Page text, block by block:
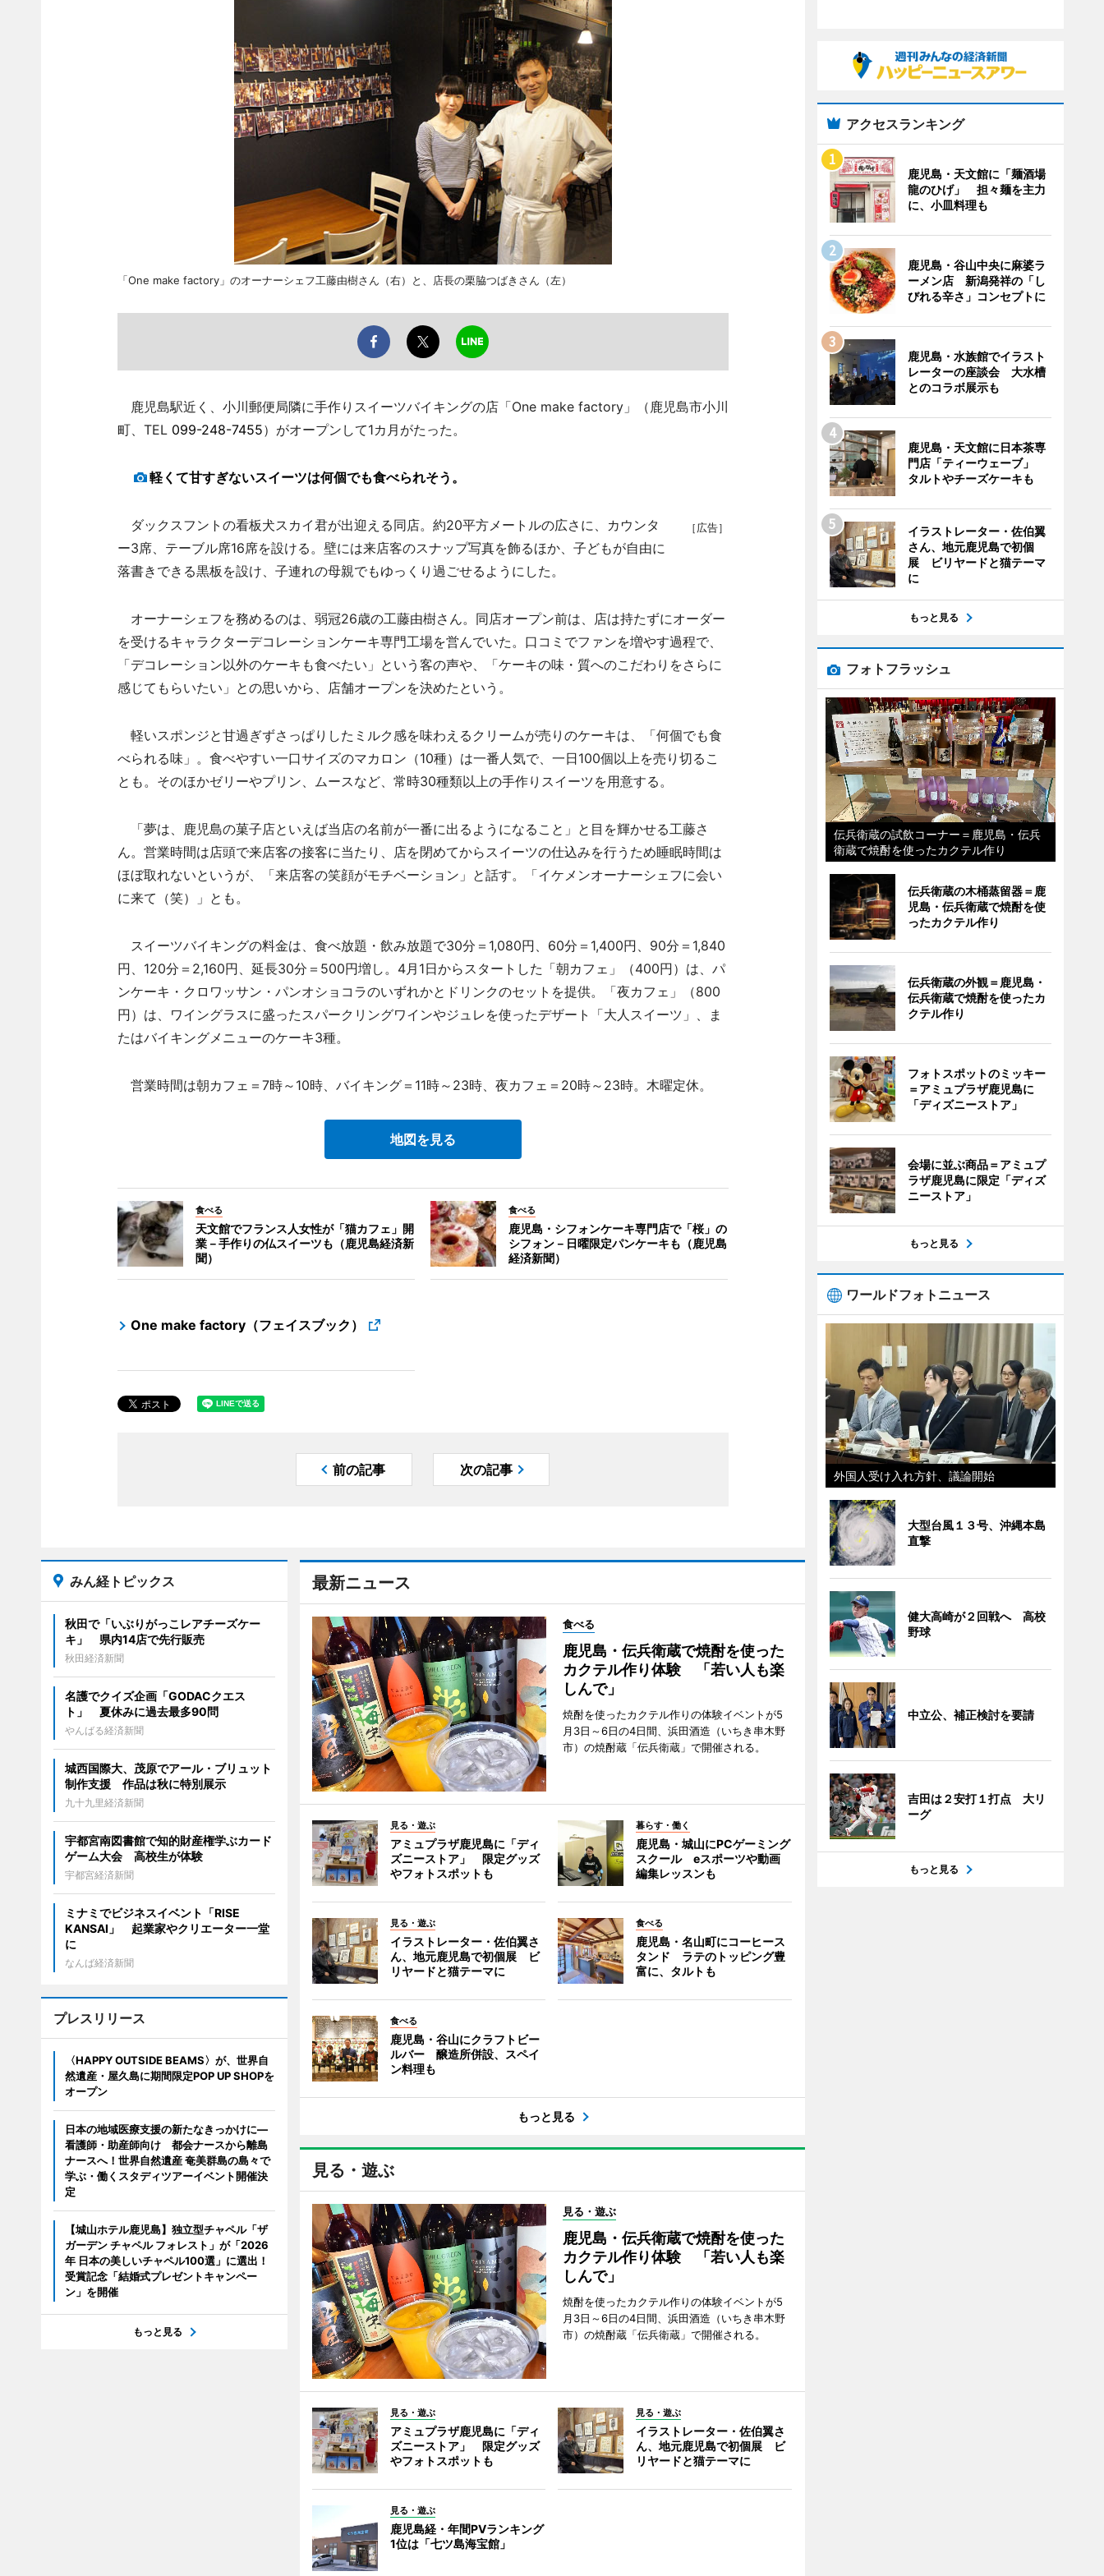
「One make factory」のオーナーシェフ工藤由樹さん（右）と、店長の栗脇つばきさん（左）
鹿児島駅近く、小川郵便局隣に手作りスイーツバイキングの店「One make factory」（鹿児島市小川
町、TEL 099-248-7455）がオープンして1カ月がたった。
軽くて甘すぎないスイーツは何個でも食べられそう。
［広告］
ダックスフントの看板犬スカイ君が出迎える同店。約20平方メートルの広さに、カウンタ
ー3席、テーブル席16席を設ける。壁には来店客のスナップ写真を飾るほか、子どもが自由に
落書きできる黒板を設け、子連れの母親でもゆっくり過ごせるようにした。
オーナーシェフを務めるのは、弱冠26歳の工藤由樹さん。同店オープン前は、店は持たずにオーダー
を受けるキャラクターデコレーションケーキ専門工場を営んでいた。口コミでファンを増やす過程で、
「デコレーション以外のケーキも食べたい」という客の声や、「ケーキの味・質へのこだわりをさらに
感じてもらいたい」との思いから、店舗オープンを決めたという。
軽いスポンジと甘過ぎずさっぱりしたミルク感を味わえるクリームが売りのケーキは、「何個でも食
べられる味」。食べやすい一口サイズのマカロン（10種）は一番人気で、一日100個以上を売り切るこ
とも。そのほかゼリーやプリン、ムースなど、常時30種類以上の手作りスイーツを用意する。
「夢は、鹿児島の菓子店といえば当店の名前が一番に出るようになること」と目を輝かせる工藤さ
ん。営業時間は店頭で来店客の接客に当たり、店を閉めてからスイーツの仕込みを行うため睡眠時間は
ほぼ取れないというが、「来店客の笑顔がモチベーション」と話す。「イケメンオーナーシェフに会い
に来て（笑）」とも。
スイーツバイキングの料金は、食べ放題・飲み放題で30分＝1,080円、60分＝1,400円、90分＝1,840
円、120分＝2,160円、延長30分＝500円増し。4月1日からスタートした「朝カフェ」（400円）は、パ
ンケーキ・クロワッサン・パンオショコラのいずれかとドリンクのセットを提供。「夜カフェ」（800
円）は、ワイングラスに盛ったスパークリングワインやジュレを使ったデザート「大人スイーツ」、ま
たはバイキングメニューのケーキ3種。
営業時間は朝カフェ＝7時～10時、バイキング＝11時～23時、夜カフェ＝20時～23時。木曜定休。
地図を見る
食べる
天文館でフランス人女性が「猫カフェ」開
業－手作りの仏スイーツも（鹿児島経済新
聞）
食べる
鹿児島・シフォンケーキ専門店で「桜」の
シフォン－日曜限定パンケーキも（鹿児島
経済新聞）
One make factory（フェイスブック）
前の記事 次の記事
最新ニュース
食べる
鹿児島・伝兵衛蔵で焼酎を使った
カクテル作り体験 「若い人も楽
しんで」
焼酎を使ったカクテル作りの体験イベントが5
月3日～6日の4日間、浜田酒造（いちき串木野
市）の焼酎蔵「伝兵衛蔵」で開催される。
見る・遊ぶ
アミュプラザ鹿児島に「ディ
ズニーストア」 限定グッズ
やフォトスポットも
暮らす・働く
鹿児島・城山にPCゲーミング
スクール eスポーツや動画
編集レッスンも
見る・遊ぶ
イラストレーター・佐伯翼さ
ん、地元鹿児島で初個展 ビ
リヤードと猫テーマに
食べる
鹿児島・名山町にコーヒース
タンド ラテのトッピング豊
富に、タルトも
食べる
鹿児島・谷山にクラフトビー
ルバー 醸造所併設、スペイ
ン料理も
もっと見る
見る・遊ぶ
見る・遊ぶ
鹿児島・伝兵衛蔵で焼酎を使った
カクテル作り体験 「若い人も楽
しんで」
焼酎を使ったカクテル作りの体験イベントが5
月3日～6日の4日間、浜田酒造（いちき串木野
市）の焼酎蔵「伝兵衛蔵」で開催される。
見る・遊ぶ
アミュプラザ鹿児島に「ディ
ズニーストア」 限定グッズ
やフォトスポットも
見る・遊ぶ
イラストレーター・佐伯翼さ
ん、地元鹿児島で初個展 ビ
リヤードと猫テーマに
見る・遊ぶ
鹿児島経・年間PVランキング
1位は「七ツ島海宝館」
みん経トピックス
秋田で「いぶりがっこレアチーズケー
キ」 県内14店で先行販売
秋田経済新聞
名護でクイズ企画「GODACクエス
ト」 夏休みに過去最多90問
やんばる経済新聞
城西国際大、茂原でアール・ブリュット
制作支援 作品は秋に特別展示
九十九里経済新聞
宇都宮南図書館で知的財産権学ぶカード
ゲーム大会 高校生が体験
宇都宮経済新聞
ミナミでビジネスイベント「RISE
KANSAI」 起業家やクリエーター一堂
に
なんば経済新聞
プレスリリース
〈HAPPY OUTSIDE BEAMS〉が、世界自
然遺産・屋久島に期間限定POP UP SHOPを
オープン
日本の地域医療支援の新たなきっかけに―
看護師・助産師向け 都会ナースから離島
ナースへ！世界自然遺産 奄美群島の島々で
学ぶ・働くスタディツアーイベント開催決
定
【城山ホテル鹿児島】独立型チャペル「ザ
ガーデン チャペル フォレスト」が「2026
年 日本の美しいチャペル100選」に選出！
受賞記念「結婚式プレゼントキャンペー
ン」を開催
もっと見る
アクセスランキング
鹿児島・天文館に「麺酒場
龍のひげ」 担々麺を主力
に、小皿料理も
鹿児島・谷山中央に麻婆ラ
ーメン店 新潟発祥の「し
びれる辛さ」コンセプトに
鹿児島・水族館でイラスト
レーターの座談会 大水槽
とのコラボ展示も
鹿児島・天文館に日本茶専
門店「ティーウェーブ」
タルトやチーズケーキも
イラストレーター・佐伯翼
さん、地元鹿児島で初個
展 ビリヤードと猫テーマ
に
もっと見る
フォトフラッシュ
伝兵衛蔵の試飲コーナー＝鹿児島・伝兵
衛蔵で焼酎を使ったカクテル作り
伝兵衛蔵の木桶蒸留器＝鹿
児島・伝兵衛蔵で焼酎を使
ったカクテル作り
伝兵衛蔵の外観＝鹿児島・
伝兵衛蔵で焼酎を使ったカ
クテル作り
フォトスポットのミッキー
＝アミュプラザ鹿児島に
「ディズニーストア」
会場に並ぶ商品＝アミュプ
ラザ鹿児島に限定「ディズ
ニーストア」
もっと見る
ワールドフォトニュース
外国人受け入れ方針、議論開始
大型台風１３号、沖縄本島
直撃
健大高崎が２回戦へ 高校
野球
中立公、補正検討を要請
吉田は２安打１打点 大リ
ーグ
もっと見る